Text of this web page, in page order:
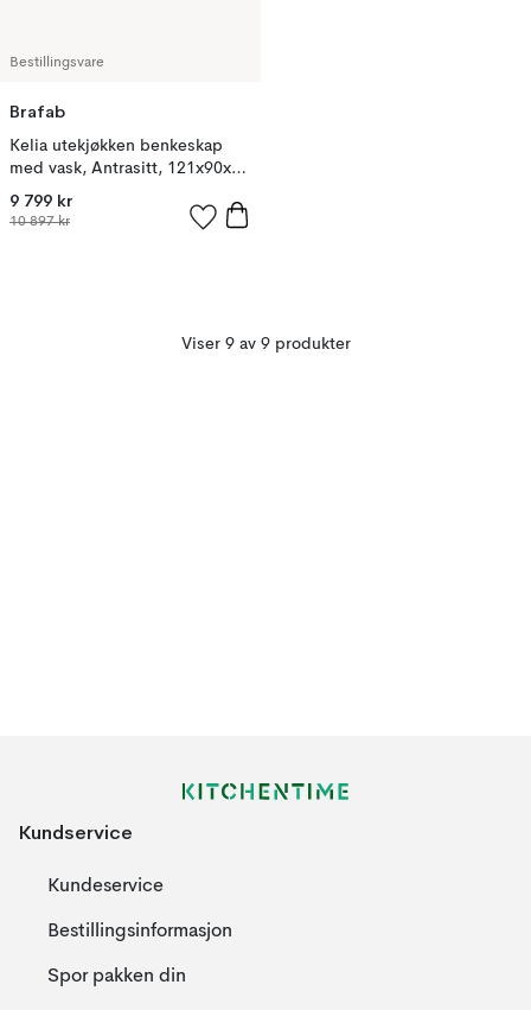
Bestillingsvare
Brafab
Kelia utekjøkken benkeskap
med vask, Antrasitt, 121x90x64
cm
9 799 kr
10 897 kr
Viser 9 av 9 produkter
Kundservice
Kundeservice
Bestillingsinformasjon
Spor pakken din